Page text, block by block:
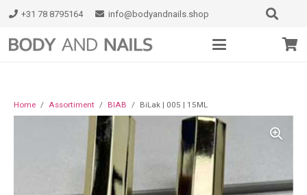
+31 78 8795164 info@bodyandnails.shop
Home / Assortiment / BIAB / BiLak | 005 | 15ML